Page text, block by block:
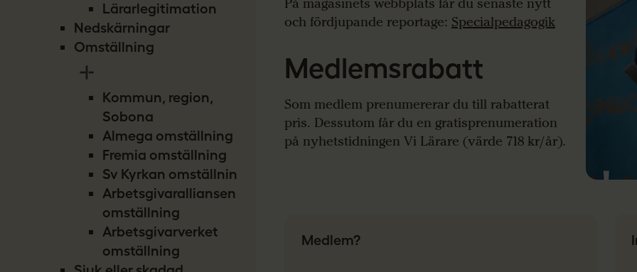
Lärarlegitimation
Nedskärningar
Omställning
Kommun, region,
Sobona
Almega omställning
Fremia omställning
Sv Kyrkan omställning
Arbetsgivaralliansen
omställning
Arbetsgivarverket
omställning
På magasinets webbplats får du senaste nytt
och fördjupande reportage: Specialpedagogik
Medlemsrabatt
Som medlem prenumererar du till rabatterat
pris. Dessutom får du en gratisprenumeration
på nyhetstidningen Vi Lärare (värde 718 kr/år).
Medlem?